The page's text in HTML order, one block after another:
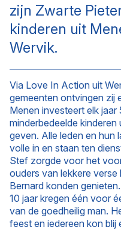
zijn Zwarte
kinderen uit
Wervik.
Via Love In Action uit
gemeenten ontvingen zij
Menen investeert elk
minderbedeelde
geven. Alle leden en hun
volle in en staan ten
Stef zorgde voor het
ouders van lekkere
Bernard konden
10 jaar kregen één voor
van de goedheilig man.
feest en iedereen kon blij